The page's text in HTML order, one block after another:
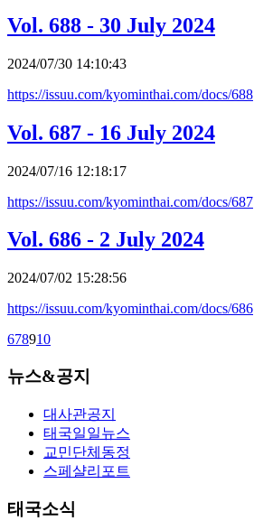
Vol. 688 - 30 July 2024
2024/07/30 14:10:43
https://issuu.com/kyominthai.com/docs/688
Vol. 687 - 16 July 2024
2024/07/16 12:18:17
https://issuu.com/kyominthai.com/docs/687
Vol. 686 - 2 July 2024
2024/07/02 15:28:56
https://issuu.com/kyominthai.com/docs/686
678910
뉴스&공지
대사관공지
태국일일뉴스
교민단체동정
스페샬리포트
태국소식